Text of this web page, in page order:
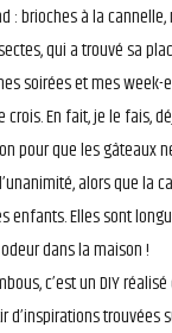
: brioches à la cannelle,
qui a trouvé sa
soirées et mes week-
En fait, je le fais,
pour que les gâteaux
alors que la
enfants. Elles sont
dans la maison !
c’est un DIY
d’inspirations trouvées